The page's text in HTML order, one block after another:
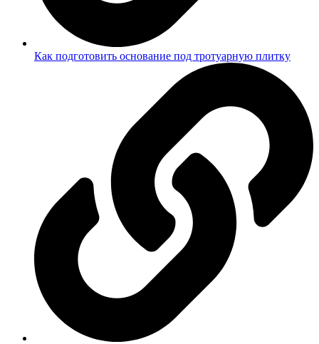
Как подготовить основание под тротуарную плитку